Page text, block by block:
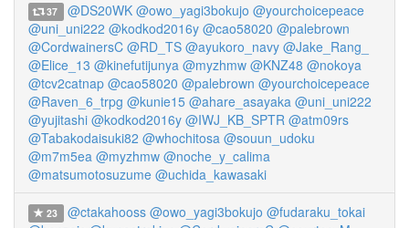
37 @DS20WK @owo_yagi3bokujo @yourchoicepeace
@uni_uni222 @kodkod2016y @cao58020 @palebrown
@CordwainersC @RD_TS @ayukoro_navy @Jake_Rang_
@Elice_13 @kinefutijunya @myzhmw @KNZ48 @nokoya
@tcv2catnap @cao58020 @palebrown @yourchoicepeace
@Raven_6_trpg @kunie15 @ahare_asayaka @uni_uni222
@yujitashi @kodkod2016y @IWJ_KB_SPTR @atm09rs
@Tabakodaisuki82 @whochitosa @souun_udoku
@m7m5ea @myzhmw @noche_y_calima
@matsumotosuzume @uchida_kawasaki
23 @ctakahooss @owo_yagi3bokujo @fudaraku_tokai